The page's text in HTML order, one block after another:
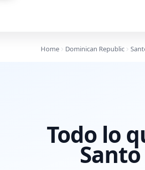
Home Dominican Republic
Todo lo